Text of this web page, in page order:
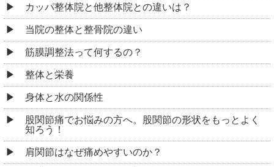
カッパ整体院と他整体院との違いは？
当院の整体と整骨院の違い
筋膜調整法って何するの？
整体と栄養
身体と水の関係性
股関節痛でお悩みの方へ。股関節の形状をもっとよく
知ろう！
肩関節はなぜ痛めやすいのか？